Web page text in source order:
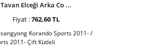
Tavan Elceği Arka Co ...
Fiyat :762,60 TL